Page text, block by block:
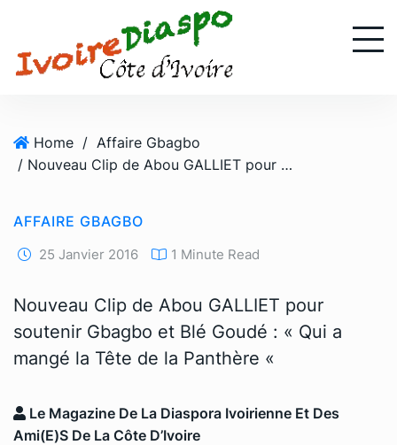
Home / Affaire Gbagbo
/ Nouveau Clip de Abou GALLIET pour soutenir Gbagbo et Blé Goudé : « Qui a mangé la Tête de la Panthère «
AFFAIRE GBAGBO
25 Janvier 2016 1 Minute Read
Nouveau Clip de Abou GALLIET pour
soutenir Gbagbo et Blé Goudé : « Qui a
mangé la Tête de la Panthère «
Le Magazine De La Diaspora Ivoirienne Et Des
Ami(e)s De La Côte D’Ivoire